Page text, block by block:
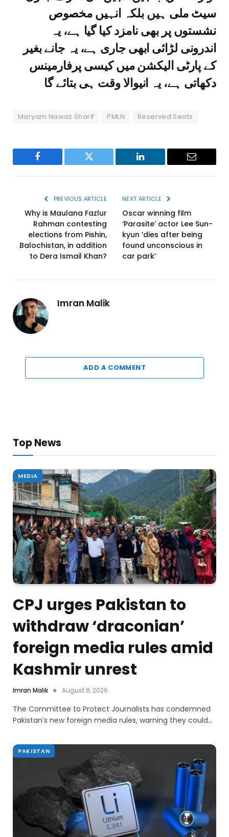
سیٹ ملی ہیں بلکہ انہیں مخصوص
نشستوں پر بھی نامزد کیا گیا ہے، یہ
اندرونی لڑائی ابھی جاری ہے، یہ جانے بغیر
کے پارٹی الیکشن میں کیسی پرفارمینس
دکھاتی ہے، یہ انیوالا وقت ہی بتائے گا
Maryam Nawaz Sharif PMLN Reserved Seats
Facebook Twitter LinkedIn Email
PREVIOUS ARTICLE
Why is Maulana Fazlur
Rahman contesting
elections from Pishin,
Balochistan, in addition
to Dera Ismail Khan?
NEXT ARTICLE
Oscar winning film
‘Parasite’ actor Lee Sun-
kyun ‘dies after being
found unconscious in
car park’
Imran Malik
ADD A COMMENT
Top News
MEDIA
CPJ urges Pakistan to
withdraw ‘draconian’
foreign media rules amid
Kashmir unrest
Imran Malik August 8, 2026
The Committee to Protect Journalists has condemned
Pakistan’s new foreign media rules, warning they could…
PAKISTAN